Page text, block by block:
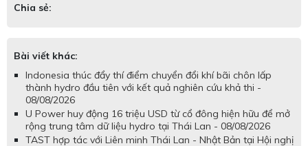
Chia sẻ:
Bài viết khác:
Indonesia thúc đẩy thí điểm chuyển đổi khí bãi chôn lấp
thành hydro đầu tiên với kết quả nghiên cứu khả thi -
08/08/2026
U Power huy động 16 triệu USD từ cổ đông hiện hữu để mở
rộng trung tâm dữ liệu hydro tại Thái Lan - 08/08/2026
TAST hợp tác với Liên minh Thái Lan - Nhật Bản tại Hội nghị